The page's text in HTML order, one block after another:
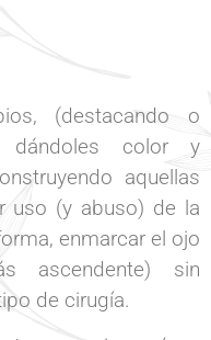
(destacando o
dándoles color y
aquellas
uso (y abuso) de la
enmarcar el ojo
ascendente) sin
de cirugía.